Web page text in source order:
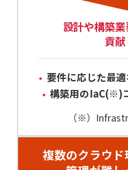
設計や構築
貢
要件に応じた最
構築用のIaC(※)
（※）
複数のクラウド